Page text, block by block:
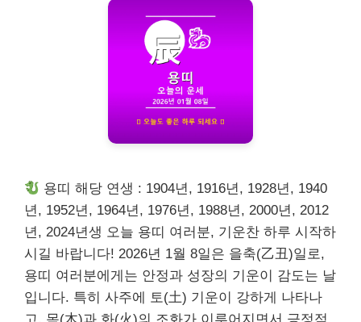
용띠 해당 연생 : 1904년, 1916년, 1928년, 1940
년, 1952년, 1964년, 1976년, 1988년, 2000년, 2012
년, 2024년생 오늘 용띠 여러분, 기운찬 하루 시작하
시길 바랍니다! 2026년 1월 8일은 을축(乙丑)일로,
용띠 여러분에게는 안정과 성장의 기운이 감도는 날
입니다. 특히 사주에 토(土) 기운이 강하게 나타나